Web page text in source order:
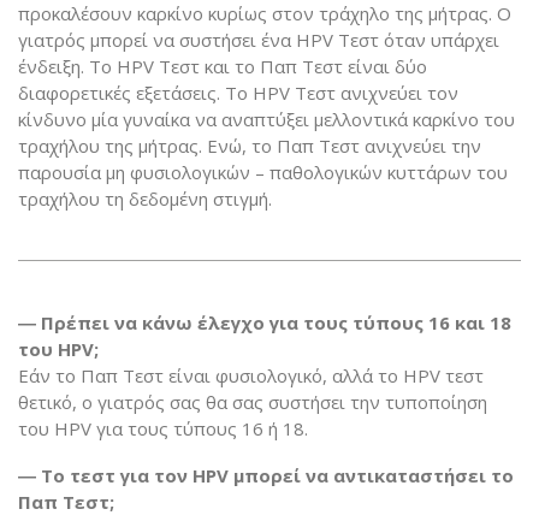
προκαλέσουν καρκίνο κυρίως στον τράχηλο της μήτρας. Ο
γιατρός μπορεί να συστήσει ένα HPV Τεστ όταν υπάρχει
ένδειξη. Το HPV Τεστ και το Παπ Τεστ είναι δύο
διαφορετικές εξετάσεις. Το HPV Τεστ ανιχνεύει τον
κίνδυνο μία γυναίκα να αναπτύξει μελλοντικά καρκίνο του
τραχήλου της μήτρας. Ενώ, το Παπ Τεστ ανιχνεύει την
παρουσία μη φυσιολογικών – παθολογικών κυττάρων του
τραχήλου τη δεδομένη στιγμή.
― Πρέπει να κάνω έλεγχο για τους τύπους 16 και 18
του HPV;
Εάν το Παπ Τεστ είναι φυσιολογικό, αλλά το HPV τεστ
θετικό, ο γιατρός σας θα σας συστήσει την τυποποίηση
του HPV για τους τύπους 16 ή 18.
― Το τεστ για τον HPV μπορεί να αντικαταστήσει το
Παπ Τεστ;